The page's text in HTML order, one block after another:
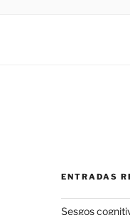
ENTRADAS
Sesgos